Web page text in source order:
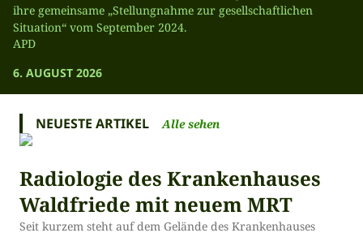
ihre gemeinsame „Stellungnahme zur gesellschaftlichen
Situation“ vom September 2024.
APD
6. AUGUST 2026
NEUESTE ARTIKEL Alle sehen
Radiologie des Krankenhauses
Waldfriede mit neuem MRT
Seit kurzem steht auf dem Gelände des Krankenhauses